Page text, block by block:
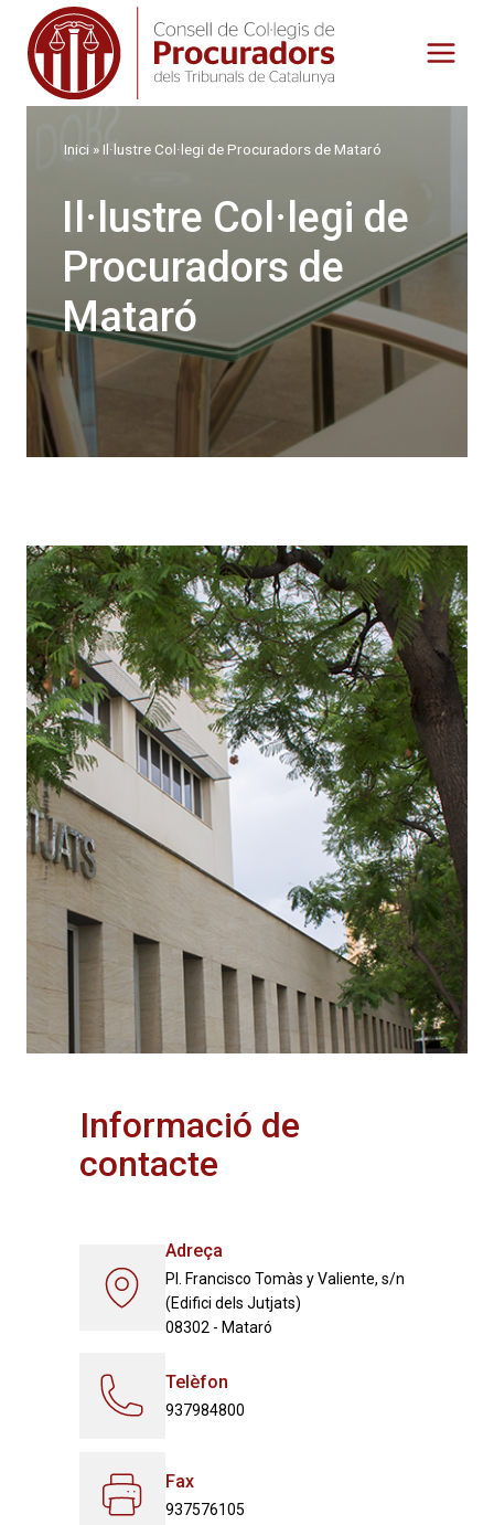
contingut
Inici »Il·lustre Col·legi de Procuradors de Mataró
Il·lustre Col·legi de
Procuradors de
Mataró
Informació de
contacte
Adreça
Pl. Francisco Tomàs y Valiente, s/n
(Edifici dels Jutjats)
08302 - Mataró
Telèfon
937984800
Fax
937576105